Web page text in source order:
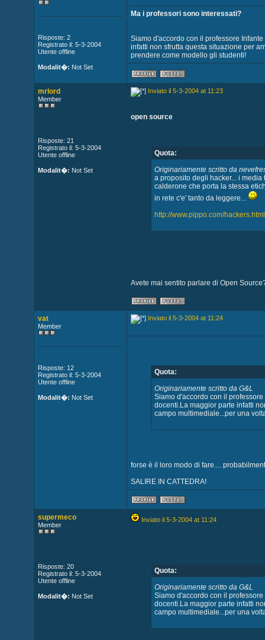
Risposte: 2
Registrato il: 5-3-2004
Utente offline
Modalit�: Not Set
Ma i professori sono interessati?
Siamo d'accordo con il professore
infatti non sfrutta questa situazione per
prendere come modello gli studenti!
mrlord
Member
Risposte: 21
Registrato il: 5-3-2004
Utente offline
Modalit�: Not Set
Inviato il 5-3-2004 at 11:23
open source
Quota:
Originariamente scritto da
a proposito degli hacker... i
calderone che porta la stessa
in rete c'e' tanto da leggere...
http://www.pippo.com/hackers.html
Avete mai sentito parlare di Open
vat
Member
Risposte: 12
Registrato il: 5-3-2004
Utente offline
Modalit�: Not Set
Inviato il 5-3-2004 at 11:24
Quota:
Originariamente scritto da G&L
Siamo d'accordo con il
docenti.La maggior parte infatti
campo multimediale...per una
forse è il loro modo di fare....
SALIRE IN CATTEDRA!
supermeco
Member
Risposte: 20
Registrato il: 5-3-2004
Utente offline
Modalit�: Not Set
Inviato il 5-3-2004 at 11:24
Quota:
Originariamente scritto da G&L
Siamo d'accordo con il
docenti.La maggior parte infatti
campo multimediale...per una